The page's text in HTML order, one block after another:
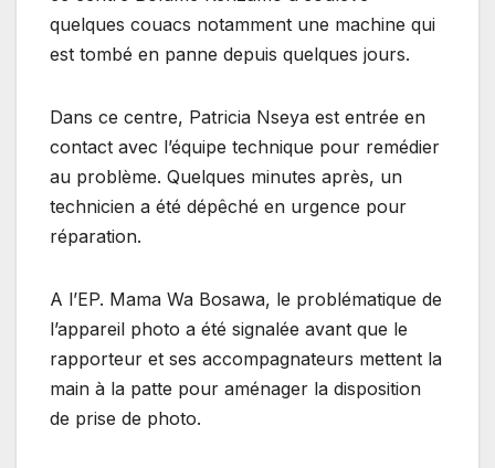
quelques couacs notamment une machine qui
est tombé en panne depuis quelques jours.
Dans ce centre, Patricia Nseya est entrée en
contact avec l’équipe technique pour remédier
au problème. Quelques minutes après, un
technicien a été dépêché en urgence pour
réparation.
A l’EP. Mama Wa Bosawa, le problématique de
l’appareil photo a été signalée avant que le
rapporteur et ses accompagnateurs mettent la
main à la patte pour aménager la disposition
de prise de photo.